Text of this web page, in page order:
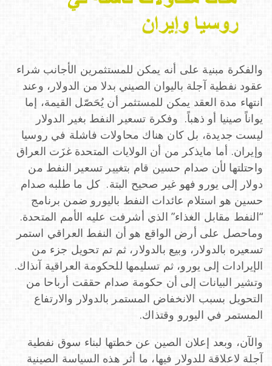
والفكرة مبنية على أنه يمكن للمستثمرين الأجانب شراء
عقود نفطية آجلة باليوان الصيني بدلا من الدولار، وعند
انتهاء مدة العقد يمكن للمستثمر أن يُحَصّل القيمة، إما
يواناً صينيا أو ذهباً. وفكرة تسعير النفط بغير الدولار
ليست جديدة، بل كان هناك محاولات فاشلة في روسيا
وإيران. أما مايذكر من أن الولايات المتحدة غزَت العراق
واحتلتها لأن صدام حسين قام بتغيير تسعير النفط من
دولار إلى يورو فهو غير صحيح البتة. كل ما طلبه صدام
حسين هو استلام عائدات النفط باليورو ضمن برنامج
“النفط مقابل الغذاء” الذي أشرفت عليه الأمم المتحدة.
وماحصل على أرض الواقع هو أن النفط العراقي استمر
تسعيره بالدولار، وبيع بالدولار، ثم تم تحويل جزء من
الإيرادات إلى يورو، ثم تسليمها للحكومة العراقية آنذاك.
وتشير البيانات إلى أن حكومة صدام حققت أرباحا من
التحويل بسبب الانخفاض المستمر بالدولار والارتفاع
المستمر في اليورو وقتذاك.
والآن، وبعد إعلان الصين عن خطتها لبناء سوق نفطية
آجلة لاعلاقة للدولار فيها، ما أثر هذه السياسة الصينية